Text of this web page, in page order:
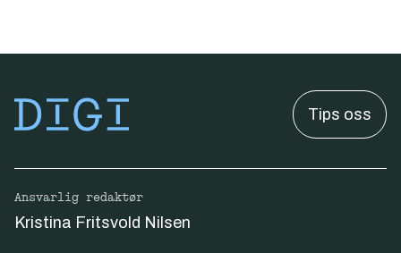
Tips oss
Ansvarlig redaktør
Kristina Fritsvold Nilsen